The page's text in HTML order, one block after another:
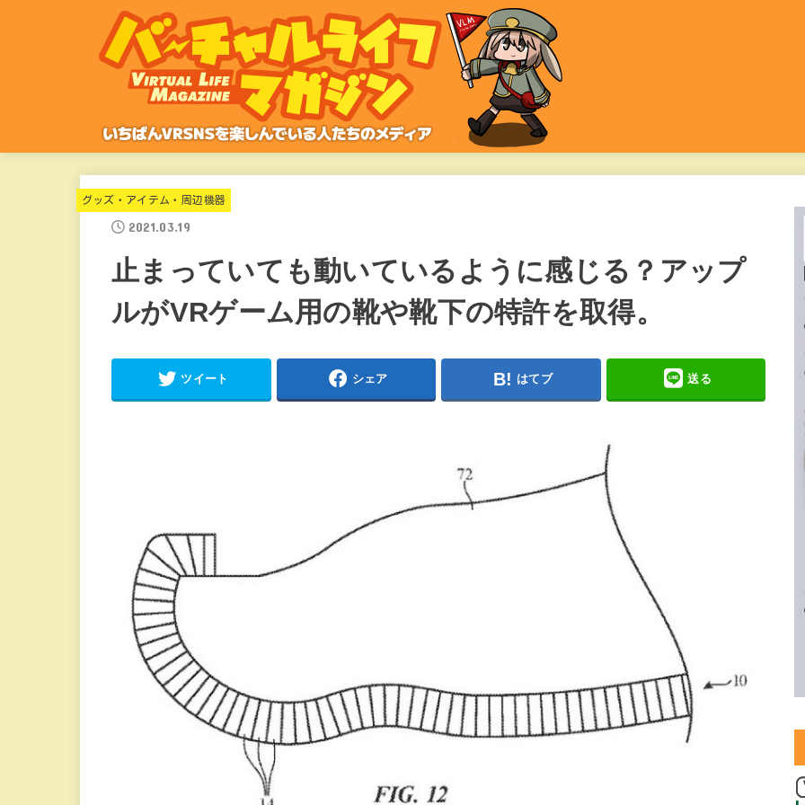
グッズ・アイテム・周辺機器
2021.03.19
止まっていても動いているように感じる？アップ
ルがVRゲーム用の靴や靴下の特許を取得。
ツイート シェア はてブ 送る